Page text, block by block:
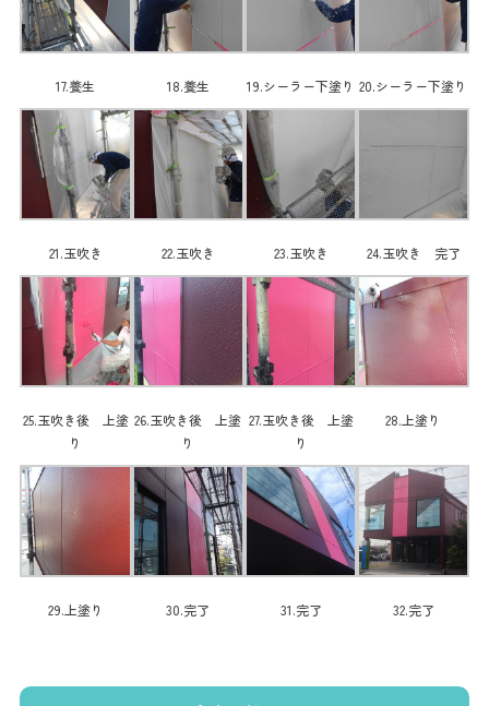
17.養生 18.養生 19.シーラー下塗り 20.シーラー下塗り
21.玉吹き 22.玉吹き 23.玉吹き 24.玉吹き 完了
25.玉吹き後 上塗
り
26.玉吹き後 上塗
り
27.玉吹き後 上塗
り
28.上塗り
29.上塗り 30.完了 31.完了 32.完了